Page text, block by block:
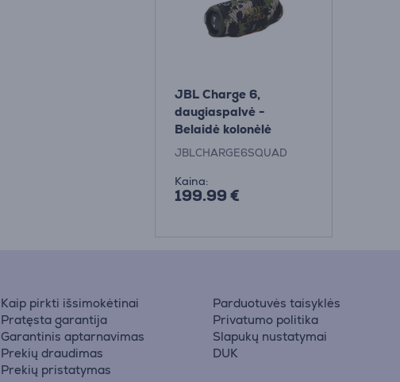
JBL Charge 6,
daugiaspalvė -
Belaidė kolonėlė
JBLCHARGE6SQUAD
Kaina:
199.99 €
Kaip pirkti išsimokėtinai
Pratęsta garantija
Garantinis aptarnavimas
Prekių draudimas
Prekių pristatymas
Parduotuvės taisyklės
Privatumo politika
Slapukų nustatymai
DUK